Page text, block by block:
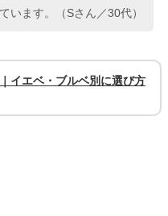
います。（Sさん／30代）
イエベ・ブルベ別に選び方